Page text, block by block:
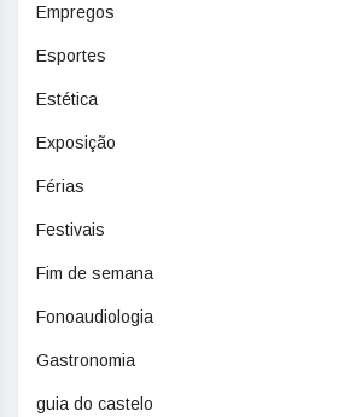
Empregos
Esportes
Estética
Exposição
Férias
Festivais
Fim de semana
Fonoaudiologia
Gastronomia
guia do castelo